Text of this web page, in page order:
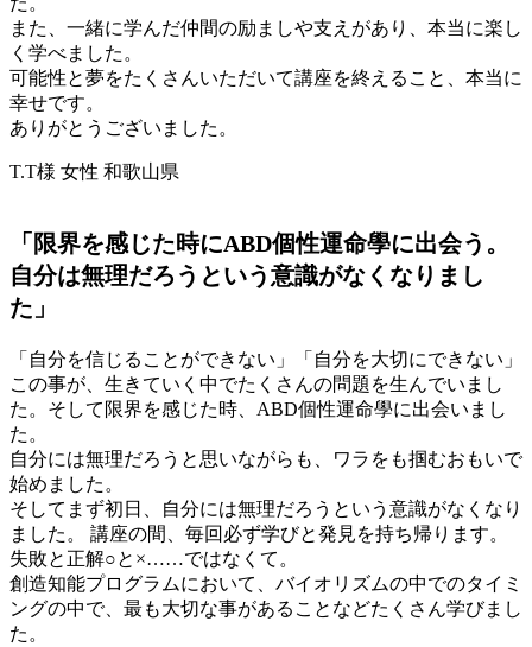
また、一緒に学んだ仲間の励ましや支えがあり、本当に楽し
く学べました。
可能性と夢をたくさんいただいて講座を終えること、本当に
幸せです。
ありがとうございました。
T.T様 女性 和歌山県
「限界を感じた時にABD個性運命學に出会う。
自分は無理だろうという意識がなくなりまし
た」
「自分を信じることができない」「自分を大切にできない」
この事が、生きていく中でたくさんの問題を生んでいまし
た。そして限界を感じた時、ABD個性運命學に出会いまし
た。
自分には無理だろうと思いながらも、ワラをも掴むおもいで
始めました。
そしてまず初日、自分には無理だろうという意識がなくなり
ました。 講座の間、毎回必ず学びと発見を持ち帰ります。
失敗と正解○と×……ではなくて。
創造知能プログラムにおいて、バイオリズムの中でのタイミ
ングの中で、最も大切な事があることなどたくさん学びまし
た。